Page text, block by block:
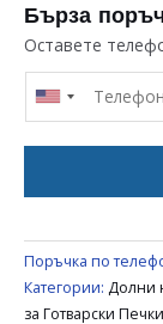
НАГРЕВАТЕЛ
1300W
ЗА
ФУРНА
Бърза
Оставете
Поръчка по
Категории: Долни
за Готварски Печки